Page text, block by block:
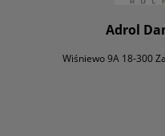
Adrol
Wiśniewo 9A 18-300